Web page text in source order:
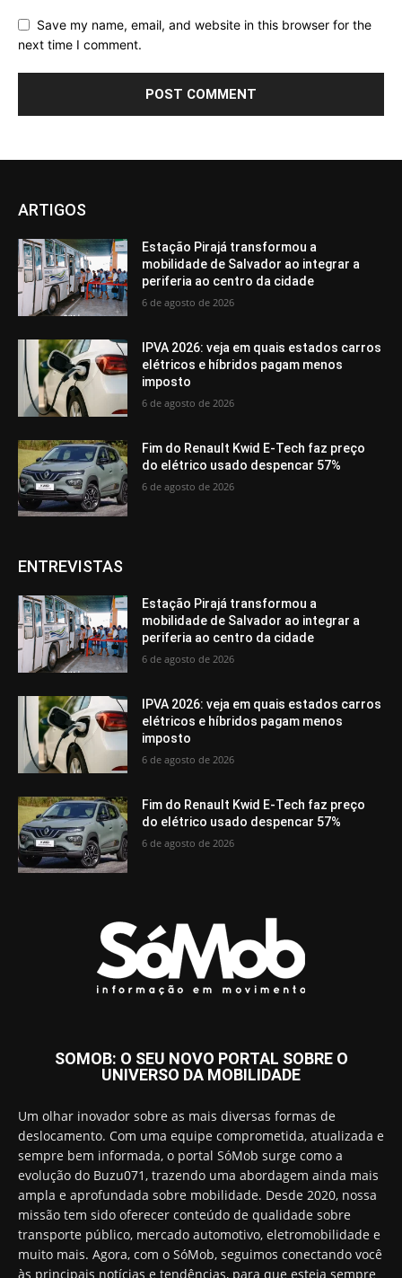
Save my name, email, and website in this browser for the
next time I comment.
ARTIGOS
Estação Pirajá transformou a
mobilidade de Salvador ao integrar a
periferia ao centro da cidade
6 de agosto de 2026
IPVA 2026: veja em quais estados carros
elétricos e híbridos pagam menos
imposto
6 de agosto de 2026
Fim do Renault Kwid E-Tech faz preço
do elétrico usado despencar 57%
6 de agosto de 2026
ENTREVISTAS
Estação Pirajá transformou a
mobilidade de Salvador ao integrar a
periferia ao centro da cidade
6 de agosto de 2026
IPVA 2026: veja em quais estados carros
elétricos e híbridos pagam menos
imposto
6 de agosto de 2026
Fim do Renault Kwid E-Tech faz preço
do elétrico usado despencar 57%
6 de agosto de 2026
SOMOB: O SEU NOVO PORTAL SOBRE O
UNIVERSO DA MOBILIDADE
Um olhar inovador sobre as mais diversas formas de
deslocamento. Com uma equipe comprometida, atualizada e
sempre bem informada, o portal SóMob surge como a
evolução do Buzu071, trazendo uma abordagem ainda mais
ampla e aprofundada sobre mobilidade. Desde 2020, nossa
missão tem sido oferecer conteúdo de qualidade sobre
transporte público, mercado automotivo, eletromobilidade e
muito mais. Agora, com o SóMob, seguimos conectando você
às principais notícias e tendências, para que esteja sempre